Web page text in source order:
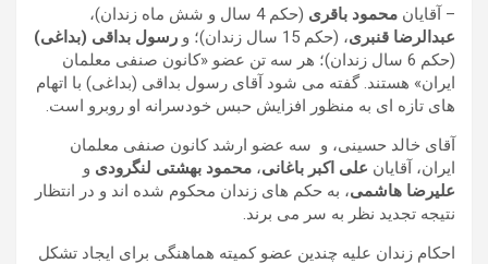
– آقایان محمود باقری (حکم 4 سال و شش ماه زندان)،
عبدالرضا قنبری، (حکم 15 سال زندان)؛ و
رسول بداقی (بداغی)
(حکم 6 سال زندان)؛ هر سه تن عضو «کانون صنفی معلمان
ایران» هستند. گفته می شود آقای رسول بداقی (بداغی) با اتهام
های تازه ای به منظور افزایش حبس خودسرانه او روبرو است.
آقای خالد حسینی، و سه عضو ارشد کانون صنفی معلمان
ایران، آقایان علی اکبر باغانی، محمود بهشتی لنگرودی و
علیرضا هاشمی، به حکم های زندان محکوم شده اند و در انتظار
نتیجه تجدید نظر به سر می برند.
احکام زندان علیه چندین عضو کمیته هماهنگی برای ایجاد تشکل